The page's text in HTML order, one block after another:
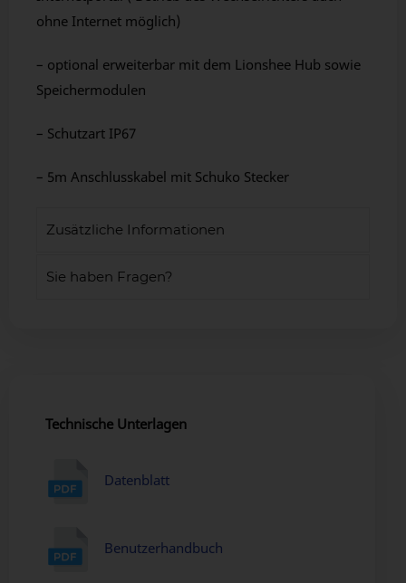
ohne Internet möglich)
– optional erweiterbar mit dem Lionshee Hub sowie
Speichermodulen
– Schutzart IP67
– 5m Anschlusskabel mit Schuko Stecker
Zusätzliche Informationen
Sie haben Fragen?
Technische Unterlagen
Datenblatt
Benutzerhandbuch